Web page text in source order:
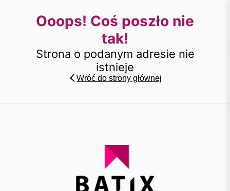
Ooops! Coś poszło nie
tak!
Strona o podanym adresie nie
istnieje
Wróć do strony głównej